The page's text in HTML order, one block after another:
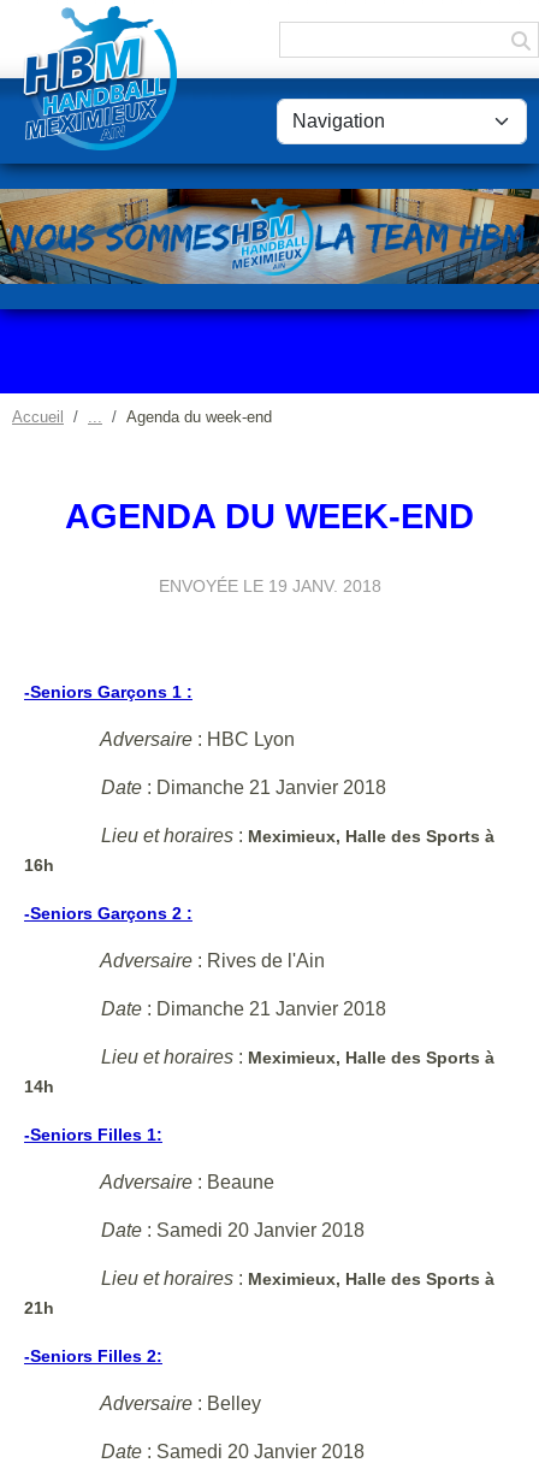
Accueil Agenda du week-end
AGENDA DU WEEK-END
ENVOYÉE LE 19 JANV. 2018
-Seniors Garçons 1 :
Adversaire : HBC Lyon
Date : Dimanche 21 Janvier 2018
Lieu et horaires : Meximieux, Halle des Sports à
16h
-Seniors Garçons 2 :
Adversaire : Rives de l'Ain
Date : Dimanche 21 Janvier 2018
Lieu et horaires : Meximieux, Halle des Sports à
14h
-Seniors Filles 1:
Adversaire : Beaune
Date : Samedi 20 Janvier 2018
Lieu et horaires : Meximieux, Halle des Sports à
21h
-Seniors Filles 2:
Adversaire : Belley
Date : Samedi 20 Janvier 2018
Panneau de gestion des cookies